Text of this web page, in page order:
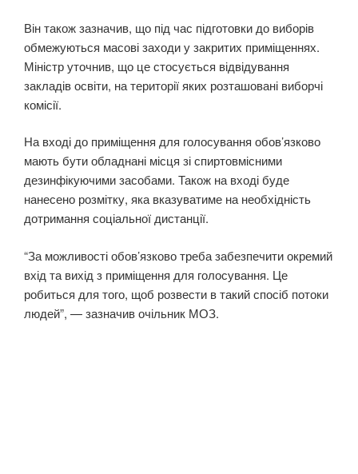
Він також зазначив, що під час підготовки до виборів
обмежуються масові заходи у закритих приміщеннях.
Міністр уточнив, що це стосується відвідування
закладів освіти, на території яких розташовані виборчі
комісії.
На вході до приміщення для голосування обов’язково
мають бути обладнані місця зі спиртовмісними
дезинфікуючими засобами. Також на вході буде
нанесено розмітку, яка вказуватиме на необхідність
дотримання соціальної дистанції.
“За можливості обов’язково треба забезпечити окремий
вхід та вихід з приміщення для голосування. Це
робиться для того, щоб розвести в такий спосіб потоки
людей”, — зазначив очільник МОЗ.